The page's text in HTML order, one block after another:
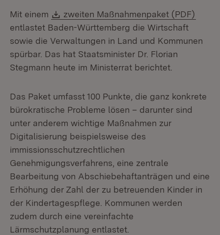
Mit einem Download:
zweiten Maßnahmenpaket (PDF)
entlastet Baden-Württemberg die Wirtschaft
sowie die Verwaltungen in Land und Kommunen
spürbar. Das hat Staatsminister Dr. Florian
Stegmann heute im Ministerrat berichtet.
Das Paket umfasst 100 Punkte, die ganz konkrete
bürokratische Probleme lösen – darunter sind
unter anderem wichtige Maßnahmen zur
Digitalisierung beispielsweise des
immissionsschutzrechtlichen
Genehmigungsverfahrens, eine zentrale
Bearbeitung von Abschiebehaftanträgen und eine
Erhöhung der Zahl der zu betreuenden Kinder in
der Kindertagespflege. Kommunen werden
zudem durch eine vereinfachte
Lärmschutzplanung entlastet.